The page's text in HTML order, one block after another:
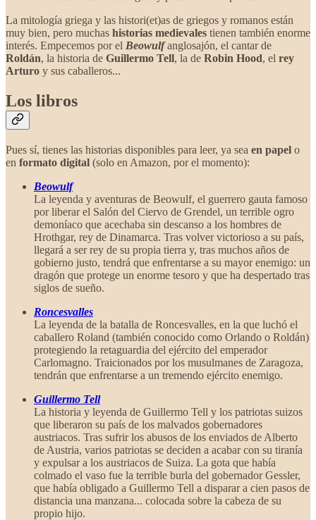
La mitología griega y las histori(et)as de griegos y romanos están
muy bien, pero muchas historias medievales tienen también enorme
interés. Empecemos por el Beowulfanglosajón, el cantar de
Roldán, la historia de Guillermo Tell, la de Robin Hood, el rey
Arturo y sus caballeros...
Los libros
Pues sí, tienes las historias disponibles para leer, ya sea en papel o
en formato digital (solo en Amazon, por el momento):
Beowulf
La leyenda y aventuras de Beowulf, el guerrero gauta famoso
por liberar el Salón del Ciervo de Grendel, un terrible ogro
demoníaco que acechaba sin descanso a los hombres de
Hrothgar, rey de Dinamarca. Tras volver victorioso a su país,
llegará a ser rey de su propia tierra y, tras muchos años de
gobierno justo, tendrá que enfrentarse a su mayor enemigo: un
dragón que protege un enorme tesoro y que ha despertado tras
siglos de sueño.
Roncesvalles
La leyenda de la batalla de Roncesvalles, en la que luchó el
caballero Roland (también conocido como Orlando o Roldán)
protegiendo la retaguardia del ejército del emperador
Carlomagno. Traicionados por los musulmanes de Zaragoza,
tendrán que enfrentarse a un tremendo ejército enemigo.
Guillermo Tell
La historia y leyenda de Guillermo Tell y los patriotas suizos
que liberaron su país de los malvados gobernadores
austriacos. Tras sufrir los abusos de los enviados de Alberto
de Austria, varios patriotas se deciden a acabar con su tiranía
y expulsar a los austriacos de Suiza. La gota que había
colmado el vaso fue la terrible burla del gobernador Gessler,
que había obligado a Guillermo Tell a disparar a cien pasos de
distancia una manzana... colocada sobre la cabeza de su
propio hijo.